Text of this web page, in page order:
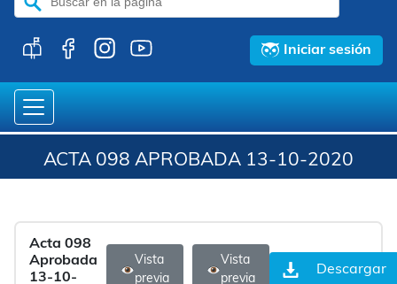
Iniciar sesión
ACTA 098 APROBADA 13-10-2020
Acta 098
Aprobada
13-10-
Vista
previa
Vista
previa
Descargar